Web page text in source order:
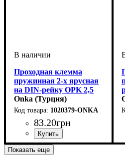
Проходная клемма
пружинная 2-х ярусная
на DIN-рейку OPK 2,5
мм2 (серая)
Onka (Турция)
1020379-ONKA
83.20грн
Устройство: самозажимная
Сечение: 2,5
Номинальный ток, А: 24
Количество полюсов: 2
Напряжение, В: 750
Показать еще